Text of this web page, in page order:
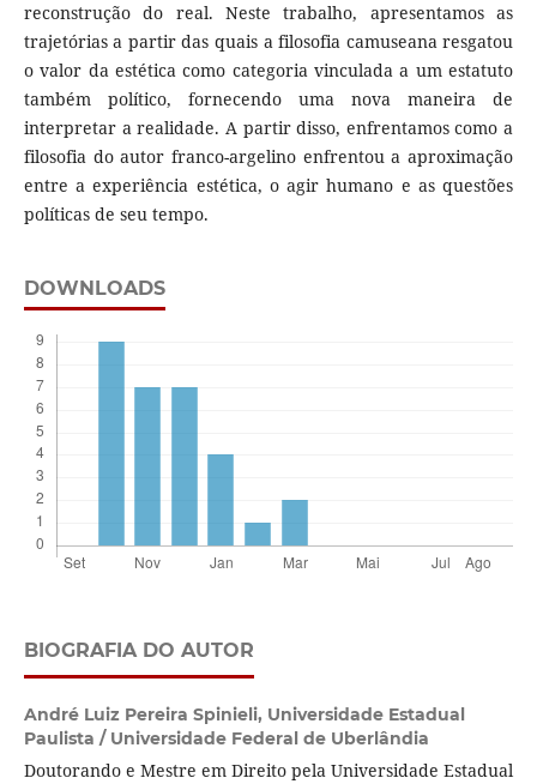
reconstrução do real. Neste trabalho, apresentamos as
trajetórias a partir das quais a filosofia camuseana resgatou
o valor da estética como categoria vinculada a um estatuto
também político, fornecendo uma nova maneira de
interpretar a realidade. A partir disso, enfrentamos como a
filosofia do autor franco-argelino enfrentou a aproximação
entre a experiência estética, o agir humano e as questões
políticas de seu tempo.
DOWNLOADS
BIOGRAFIA DO AUTOR
André Luiz Pereira Spinieli, Universidade Estadual
Paulista / Universidade Federal de Uberlândia
Doutorando e Mestre em Direito pela Universidade Estadual